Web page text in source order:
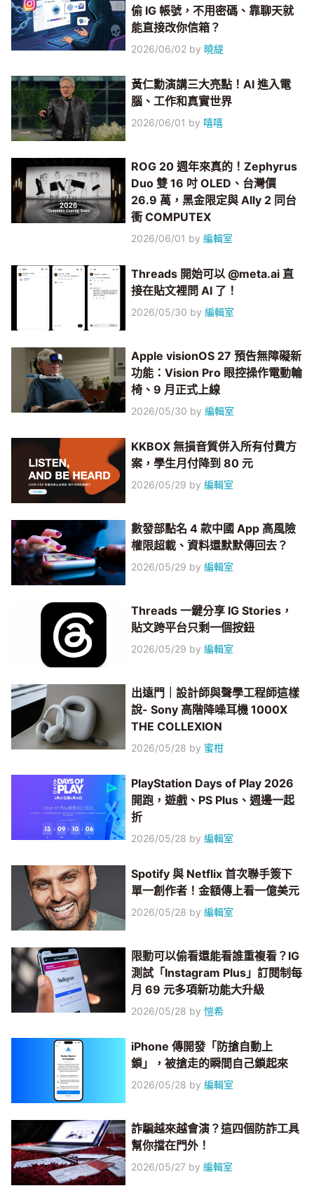
偷 IG 帳號，不用密碼、靠聊天就
能直接改你信箱？
2026/06/02 by 曉緹
黃仁勳演講三大亮點！AI 進入電
腦、工作和真實世界
2026/06/01 by 嘻嘻
ROG 20 週年來真的！Zephyrus
Duo 雙 16 吋 OLED、台灣價
26.9 萬，黑金限定與 Ally 2 同台
衝 COMPUTEX
2026/06/01 by編輯室
Threads 開始可以 @meta.ai 直
接在貼文裡問 AI 了！
2026/05/30 by編輯室
Apple visionOS 27 預告無障礙新
功能：Vision Pro 眼控操作電動輪
椅、9 月正式上線
2026/05/30 by編輯室
KKBOX 無損音質併入所有付費方
案，學生月付降到 80 元
2026/05/29 by編輯室
數發部點名 4 款中國 App 高風險
權限超載、資料還默默傳回去？
2026/05/29 by編輯室
Threads 一鍵分享 IG Stories，
貼文跨平台只剩一個按鈕
2026/05/29 by編輯室
出遠門｜設計師與聲學工程師這樣
說- Sony 高階降噪耳機 1000X
THE COLLEXION
2026/05/28 by 蜜柑
PlayStation Days of Play 2026
開跑，遊戲、PS Plus、週邊一起
折
2026/05/28 by編輯室
Spotify 與 Netflix 首次聯手簽下
單一創作者！金額傳上看一億美元
2026/05/28 by編輯室
限動可以偷看還能看誰重複看？IG
測試「Instagram Plus」訂閱制每
月 69 元多項新功能大升級
2026/05/28 by愷希
iPhone 傳開發「防搶自動上
鎖」，被搶走的瞬間自己鎖起來
2026/05/28 by編輯室
詐騙越來越會演？這四個防詐工具
幫你擋在門外！
2026/05/27 by編輯室